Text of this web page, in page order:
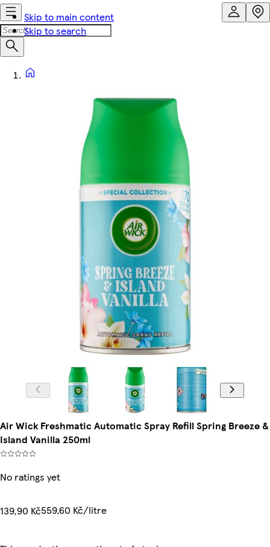
Skip to main content
Skip to search
Air Wick Freshmatic Automatic Spray Refill Spring Breeze &
Island Vanilla 250ml
No ratings yet
139,90 Kč559,60 Kč/litre